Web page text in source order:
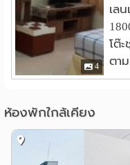
แม็คโคร เมืองทองธา
โลตัส แจ้งวัฒนะ
ดิ อเวนิว แจ้งวัฒนะ
แม็คโคร แจ้งวัฒนะ
เซ็นทรัล แจ้งวัฒนะ
โรงพยาบาล
รพ.มงกุฎวัฒนะ
4
เล
โต๊
ตา
ห้องพักใกล้เคียง